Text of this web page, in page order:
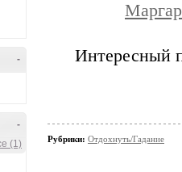
-
-
(1)
Интересный
Рубрики: Отдохнуть/Гадание